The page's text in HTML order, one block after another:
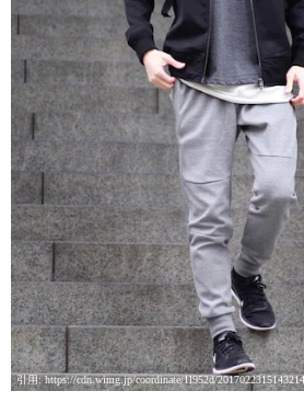
引用: https://cdn.wimg.jp/coordinate/1l952d/